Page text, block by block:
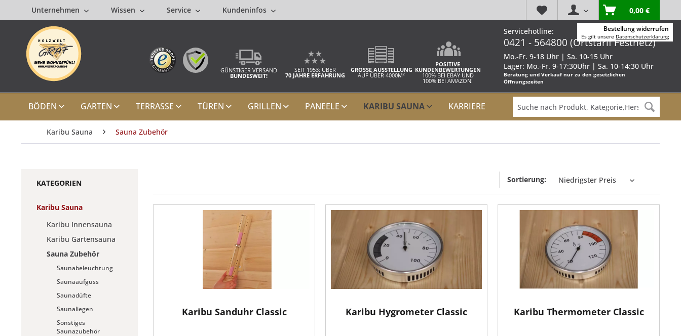
Unternehmen Wissen Service Kundeninfos 0,00 €
GÜNSTIGER VERSAND
BUNDESWEIT!
SEIT 1953: ÜBER
70 JAHRE ERFAHRUNG
GROSSE AUSSTELLUNG
AUF ÜBER 4000M²
POSITIVE
KUNDENBEWERTUNGEN
100% BEI EBAY UND
100% BEI AMAZON!
Servicehotline:
0421 - 564800 (Ortstarif Festnetz)
Mo.-Fr. 9-18 Uhr | Sa. 10-15 Uhr
Lager: Mo.-Fr. 9-17:30Uhr | Sa. 10-14:30 Uhr
Beratung und Verkauf nur zu den gesetzlichen
Öffnungszeiten
BÖDEN GARTEN TERRASSE TÜREN GRILLEN PANEELE KARIBU SAUNA KARRIERE
Karibu Sauna Sauna Zubehör
KATEGORIEN
Karibu Sauna
Karibu Innensauna
Karibu Gartensauna
Sauna Zubehör
Saunabeleuchtung
Saunaaufguss
Saunadüfte
Saunaliegen
Sonstiges
Saunazubehör
Sortierung:
Karibu Sanduhr Classic Karibu Hygrometer Classic Karibu Thermometer Classic
Bestellung widerrufen
Es gilt unsere Datenschutzerklärung